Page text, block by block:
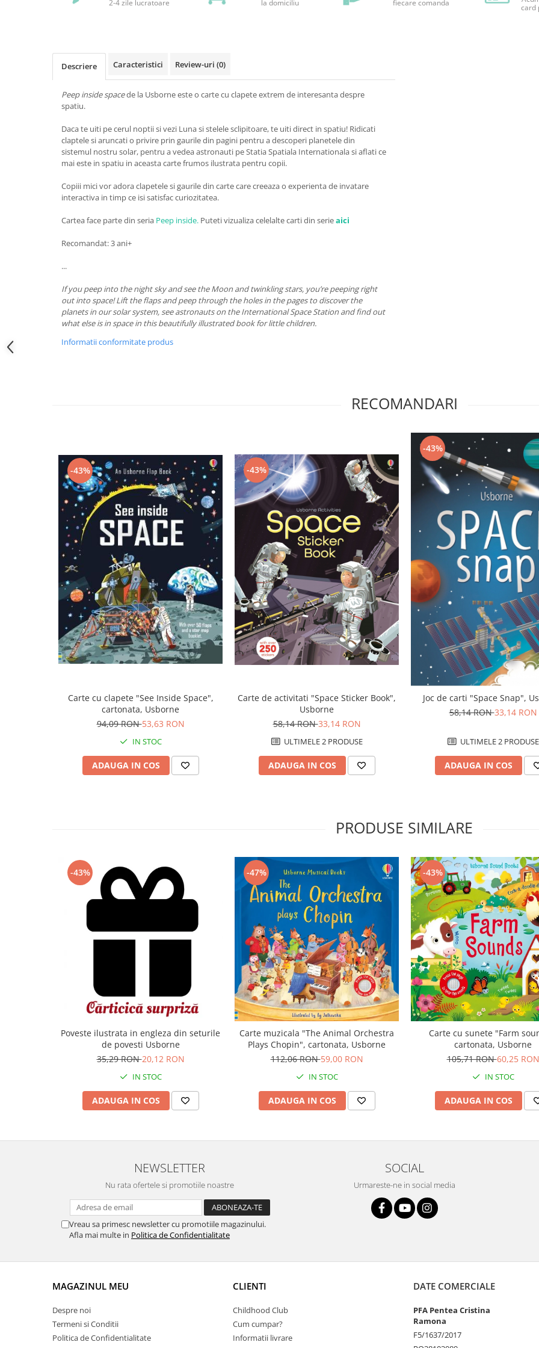
2-4 zile lucratoare
la domiciliu
fiecare comanda
card
Descriere Caracteristici Review-uri (0)
Peep inside spacede la Usborne este o carte cu clapete extrem de interesanta despre
spatiu.
Daca te uiti pe cerul noptii si vezi Luna si stelele sclipitoare, te uiti direct in spatiu! Ridicati
claptele si aruncati o privire prin gaurile din pagini pentru a descoperi planetele din
sistemul nostru solar, pentru a vedea astronauti pe Statia Spatiala Internationala si aflati ce
mai este in spatiu in aceasta carte frumos ilustrata pentru copii.
Copiii mici vor adora clapetele si gaurile din carte care creeaza o experienta de invatare
interactiva in timp ce isi satisfac curiozitatea.
Cartea face parte din seria Peep inside. Puteti vizualiza celelalte carti din serieaici
Recomandat: 3 ani+
...
If you peep into the night sky and see the Moon and twinkling stars, you’re peeping right
out into space! Lift the flaps and peep through the holes in the pages to discover the
planets in our solar system, see astronauts on the International Space Station and find out
what else is in space in this beautifully illustrated book for little children.
Informatii conformitate produs
RECOMANDARI
-43%
Carte cu clapete "See Inside Space",
cartonata, Usborne
94,09 RON53,63 RON
IN STOC
ADAUGA IN COS
-43%
Carte de activitati "Space Sticker Book",
Usborne
58,14 RON33,14 RON
ULTIMELE 2 PRODUSE
ADAUGA IN COS
-43%
Joc de carti "Space Snap",
58,14 RON33,14 RON
ULTIMELE 2 PRODUSE
ADAUGA IN COS
PRODUSE SIMILARE
-43%
Poveste ilustrata in engleza din seturile
de povesti Usborne
35,29 RON20,12 RON
IN STOC
ADAUGA IN COS
-47%
Carte muzicala "The Animal Orchestra
Plays Chopin", cartonata, Usborne
112,06 RON59,00 RON
IN STOC
ADAUGA IN COS
-43%
Carte cu sunete "Farm
cartonata, Usborne
105,71 RON60,25 RON
IN STOC
ADAUGA IN COS
NEWSLETTER
Nu rata ofertele si promotiile noastre
Vreau sa primesc newsletter cu promotiile magazinului.
Afla mai multe in Politica de Confidentialitate
SOCIAL
Urmareste-ne in social media
MAGAZINUL MEU
Despre noi
Termeni si Conditii
Politica de Confidentialitate
CLIENTI
Childhood Club
Cum cumpar?
Informatii livrare
DATE COMERCIALE
PFA Pentea Cristina
Ramona
F5/1637/2017